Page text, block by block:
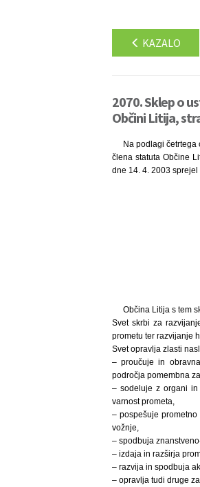
KAZALO
2070. Sklep o
Občini Litija,
Na podlagi četrtega
člena statuta Občine
dne 14. 4. 2003 sprejel
Občina Litija s tem
Svet skrbi za
prometu ter razvijanje
Svet opravlja zlasti
– proučuje in
področja pomembna
– sodeluje z organi in
varnost prometa,
– pospešuje
vožnje,
– spodbuja
– izdaja in razširja
– razvija in spodbuja
– opravlja tudi druge